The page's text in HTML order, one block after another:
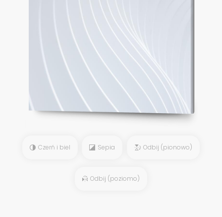
Czerń i biel Sepia Odbij (pionowo)
Odbij (poziomo)